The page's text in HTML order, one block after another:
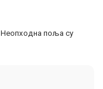
Неопходна поља су